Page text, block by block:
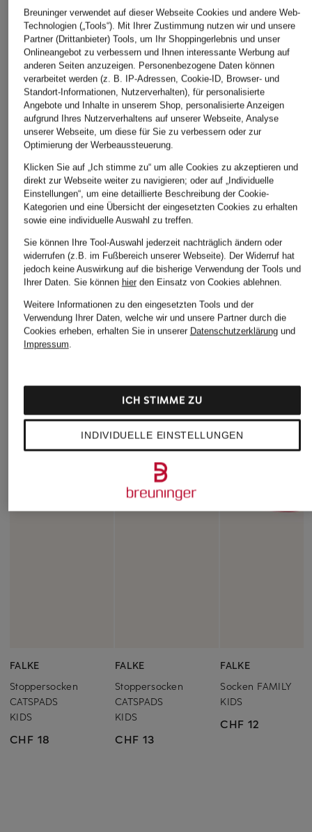
PUMA
Sneaker SUEDE XL
CHF 35
Ursprünglich:CHF 70
On
Sneaker CLOUD PLAY
CHF 109
Ursprünglich:CHF 139
SOREL
Boots
CHF 60
Ursprünglich:
ÄHNLICHE ARTIKEL ENTDECKEN
FALKE
Stoppersocken
CATSPADS
KIDS
CHF 18
FALKE
Stoppersocken
CATSPADS
KIDS
CHF 13
FALKE
Socken FAMILY
KIDS
CHF 12
Breuninger verwendet auf dieser Webseite Cookies und andere Web-
Technologien („Tools“). Mit Ihrer Zustimmung nutzen wir und unsere
Partner (Drittanbieter) Tools, um Ihr Shoppingerlebnis und unser
Onlineangebot zu verbessern und Ihnen interessante Werbung auf
anderen Seiten anzuzeigen. Personenbezogene Daten können
verarbeitet werden (z. B. IP-Adressen, Cookie-ID, Browser- und
Standort-Informationen, Nutzerverhalten), für personalisierte
Angebote und Inhalte in unserem Shop, personalisierte Anzeigen
aufgrund Ihres Nutzerverhaltens auf unserer Webseite, Analyse
unserer Webseite, um diese für Sie zu verbessern oder zur
Optimierung der Werbeaussteuerung.
Klicken Sie auf „Ich stimme zu“ um alle Cookies zu akzeptieren und
direkt zur Webseite weiter zu navigieren; oder auf „Individuelle
Einstellungen“, um eine detaillierte Beschreibung der Cookie-
Kategorien und eine Übersicht der eingesetzten Cookies zu erhalten
sowie eine individuelle Auswahl zu treffen.
Sie können Ihre Tool-Auswahl jederzeit nachträglich ändern oder
widerrufen (z.B. im Fußbereich unserer Webseite). Der Widerruf hat
jedoch keine Auswirkung auf die bisherige Verwendung der Tools und
Ihrer Daten. Sie können hierden Einsatz von Cookies ablehnen.
Weitere Informationen zu den eingesetzten Tools und der
Verwendung Ihrer Daten, welche wir und unsere Partner durch die
Cookies erheben, erhalten Sie in unserer Datenschutzerklärungund
Impressum.
INDIVIDUELLE EINSTELLUNGEN
ICH STIMME ZU